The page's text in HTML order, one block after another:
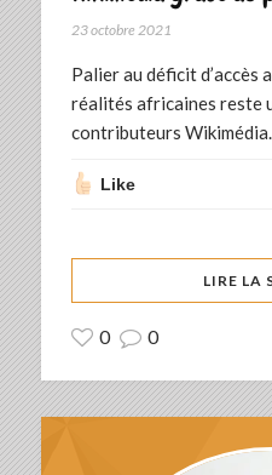
23 octobre 2021
Palier au déficit d’accès
réalités africaines reste
contributeurs
Like
LIRE LA
0 0